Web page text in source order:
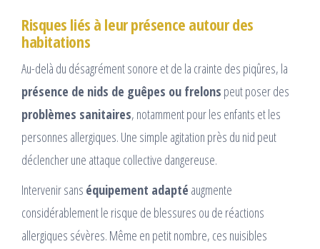
Risques liés à leur présence autour des
habitations
Au-delà du désagrément sonore et de la crainte des piqûres, la
présence de nids de guêpes ou frelons peut poser des
problèmes sanitaires, notamment pour les enfants et les
personnes allergiques. Une simple agitation près du nid peut
déclencher une attaque collective dangereuse.
Intervenir sans équipement adapté augmente
considérablement le risque de blessures ou de réactions
allergiques sévères. Même en petit nombre, ces nuisibles